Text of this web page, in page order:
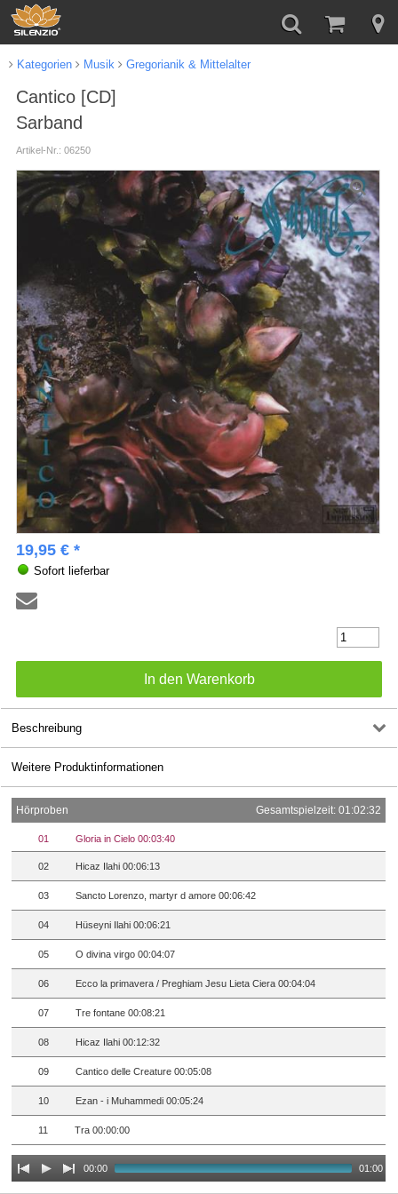
Kategorien Musik Gregorianik & Mittelalter
Cantico [CD]
Sarband
Artikel-Nr.: 06250
19,95 € *
Sofort lieferbar
Beschreibung
Weitere Produktinformationen
Hörproben Gesamtspielzeit: 01:02:32
01 Gloria in Cielo 00:03:40
02 Hicaz Ilahi 00:06:13
03 Sancto Lorenzo, martyr d amore 00:06:42
04 Hüseyni Ilahi 00:06:21
05 O divina virgo 00:04:07
06 Ecco la primavera / Preghiam Jesu Lieta Ciera 00:04:04
07 Tre fontane 00:08:21
08 Hicaz Ilahi 00:12:32
09 Cantico delle Creature 00:05:08
10 Ezan - i Muhammedi 00:05:24
11 Tra 00:00:00
00:00 01:00